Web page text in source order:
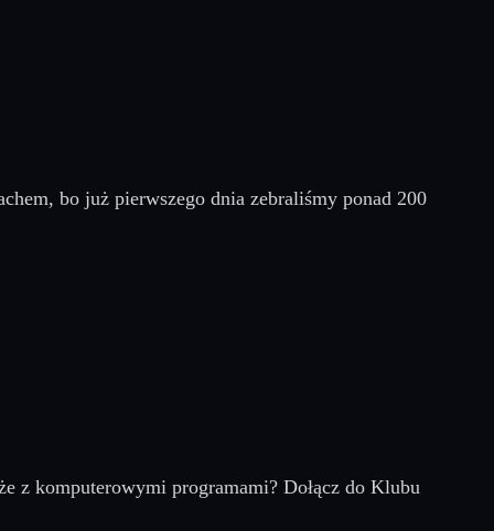
bo już pierwszego dnia zebraliśmy ponad 200
z komputerowymi programami? Dołącz do Klubu